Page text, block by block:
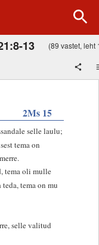
13 (89 vastet, leht
2Ms 15
selle laulu;
tema on
tema oli mulle
tema on mu
selle valitud